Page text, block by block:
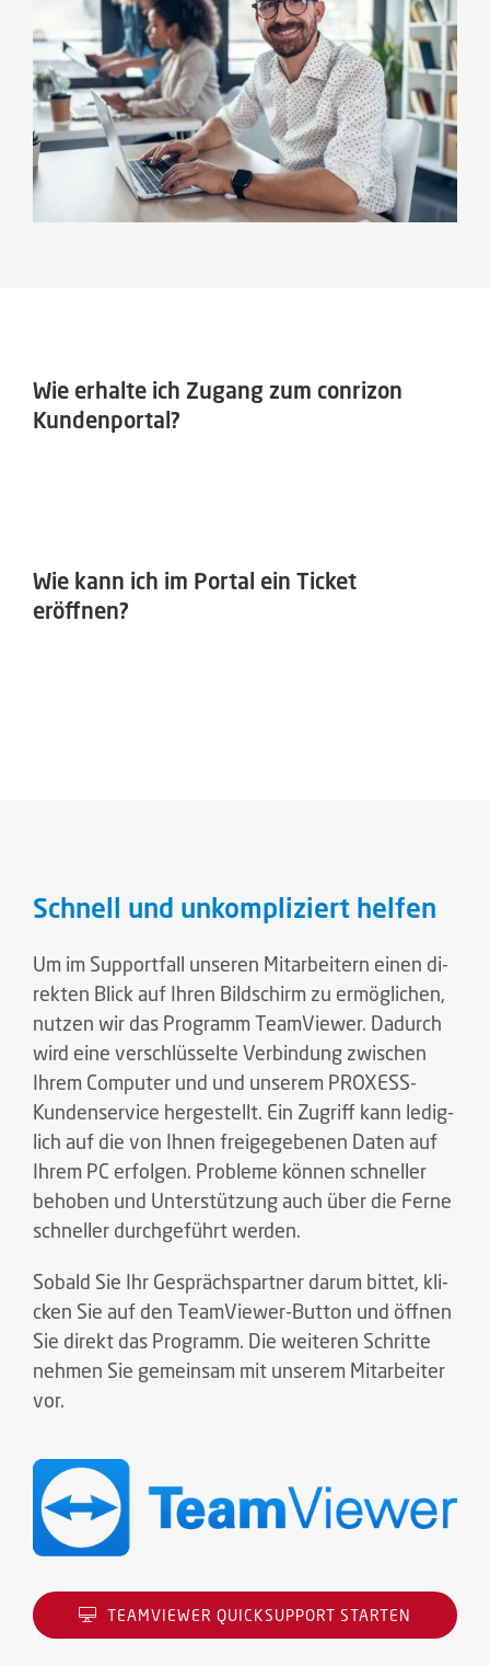
Wie erhalte ich Zugang zum conrizon
Kundenportal?
Wie kann ich im Portal ein Ticket
eröffnen?
Schnell und unkompliziert helfen
Um im Sup­port­fall un­se­ren Mit­ar­bei­tern einen di­
rek­ten Blick auf Ihren Bild­schirm zu er­mög­li­chen,
nut­zen wir das Pro­gramm Team­View­er. Da­durch
wird eine ver­schlüs­sel­te Ver­bin­dung zwi­schen
Ihrem Com­pu­ter und und unserem PROXESS-
Kundenservice her­ge­stellt. Ein Zu­griff kann le­dig­
lich auf die von Ihnen frei­ge­ge­be­nen Daten auf
Ihrem PC er­fol­gen. Pro­ble­me kön­nen schnel­ler
be­ho­ben und Un­ter­stüt­zung auch über die Ferne
schnel­ler durch­ge­führt wer­den.
So­bald Sie Ihr Ge­sprächs­part­ner darum bit­tet, kli­
cken Sie auf den Team­View­er-But­ton und öff­nen
Sie di­rekt das Pro­gramm. Die wei­te­ren Schrit­te
neh­men Sie ge­mein­sam mit un­se­rem Mit­ar­bei­ter
vor.
TEAMVIEWER QUICKSUPPORT STARTEN